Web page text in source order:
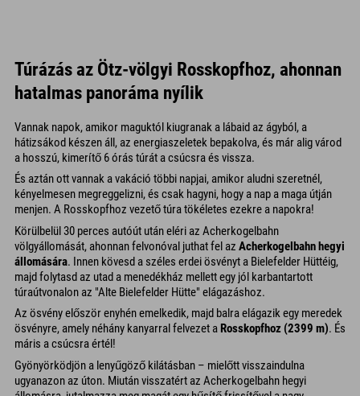
Túrázás az Ötz-völgyi Rosskopfhoz, ahonnan
hatalmas panoráma nyílik
Vannak napok, amikor maguktól kiugranak a lábaid az ágyból, a
hátizsákod készen áll, az energiaszeletek bepakolva, és már alig várod
a hosszú, kimerítő 6 órás túrát a csúcsra és vissza.
És aztán ott vannak a vakáció többi napjai, amikor aludni szeretnél,
kényelmesen megreggelizni, és csak hagyni, hogy a nap a maga útján
menjen. A Rosskopfhoz vezető túra tökéletes ezekre a napokra!
Körülbelül 30 perces autóút után eléri az Acherkogelbahn
völgyállomását, ahonnan felvonóval juthat fel az Acherkogelbahn hegyi
állomására. Innen kövesd a széles erdei ösvényt a Bielefelder Hüttéig,
majd folytasd az utad a menedékház mellett egy jól karbantartott
túraútvonalon az "Alte Bielefelder Hütte" elágazáshoz.
Az ösvény először enyhén emelkedik, majd balra elágazik egy meredek
ösvényre, amely néhány kanyarral felvezet aRosskopfhoz (2399 m). És
máris a csúcsra értél!
Gyönyörködjön a lenyűgöző kilátásban – mielőtt visszaindulna
ugyanazon az úton. Miután visszatért az Acherkogelbahn hegyi